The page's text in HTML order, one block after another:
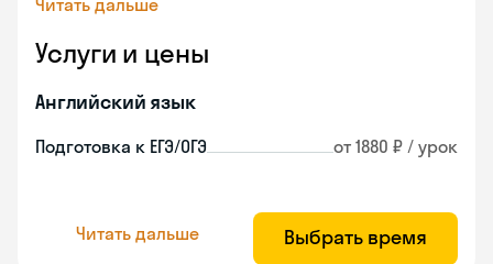
Читать дальше
Услуги и цены
Английский язык
Подготовка к ЕГЭ/ОГЭ от 1880 ₽ / урок
Читать дальше Выбрать время